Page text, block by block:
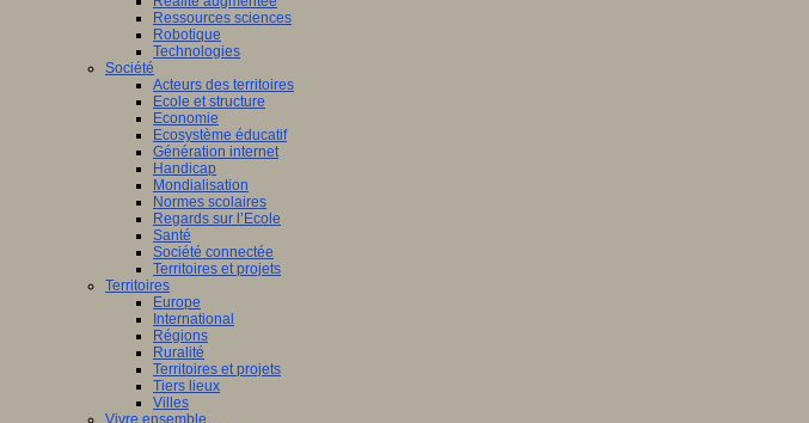
Ressources sciences
Robotique
Technologies
Société
Acteurs des territoires
Ecole et structure
Economie
Ecosystème éducatif
Génération internet
Handicap
Mondialisation
Normes scolaires
Regards sur l’Ecole
Santé
Société connectée
Territoires et projets
Territoires
Europe
International
Régions
Ruralité
Territoires et projets
Tiers lieux
Villes
Vivre ensemble